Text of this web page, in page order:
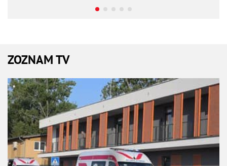
ZOZNAM TV